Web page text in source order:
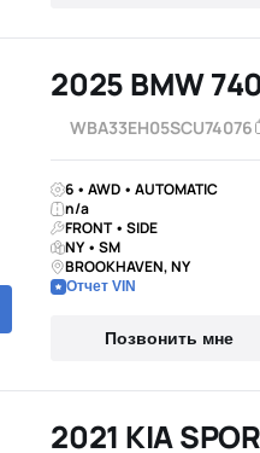
2025 BMW 740
WBA33EH05SCU74076
6 • AWD • AUTOMATIC
n/a
FRONT • SIDE
NY • SM
BROOKHAVEN, NY
Отчет VIN
Позвонить мне
2021 KIA